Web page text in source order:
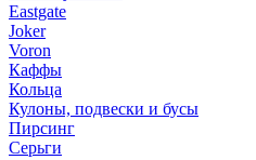
Eastgate
Joker
Voron
Каффы
Кольца
Кулоны, подвески и бусы
Пирсинг
Серьги